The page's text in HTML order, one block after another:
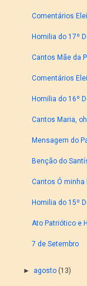
Comentários
Homilia do 17º
Cantos Mãe da
Comentários
Homilia do 16º
Cantos Maria,
Mensagem do
Benção do
Cantos Ó minha
Homilia do 15º
Ato Patriótico e
7 de Setembro
► agosto (13)